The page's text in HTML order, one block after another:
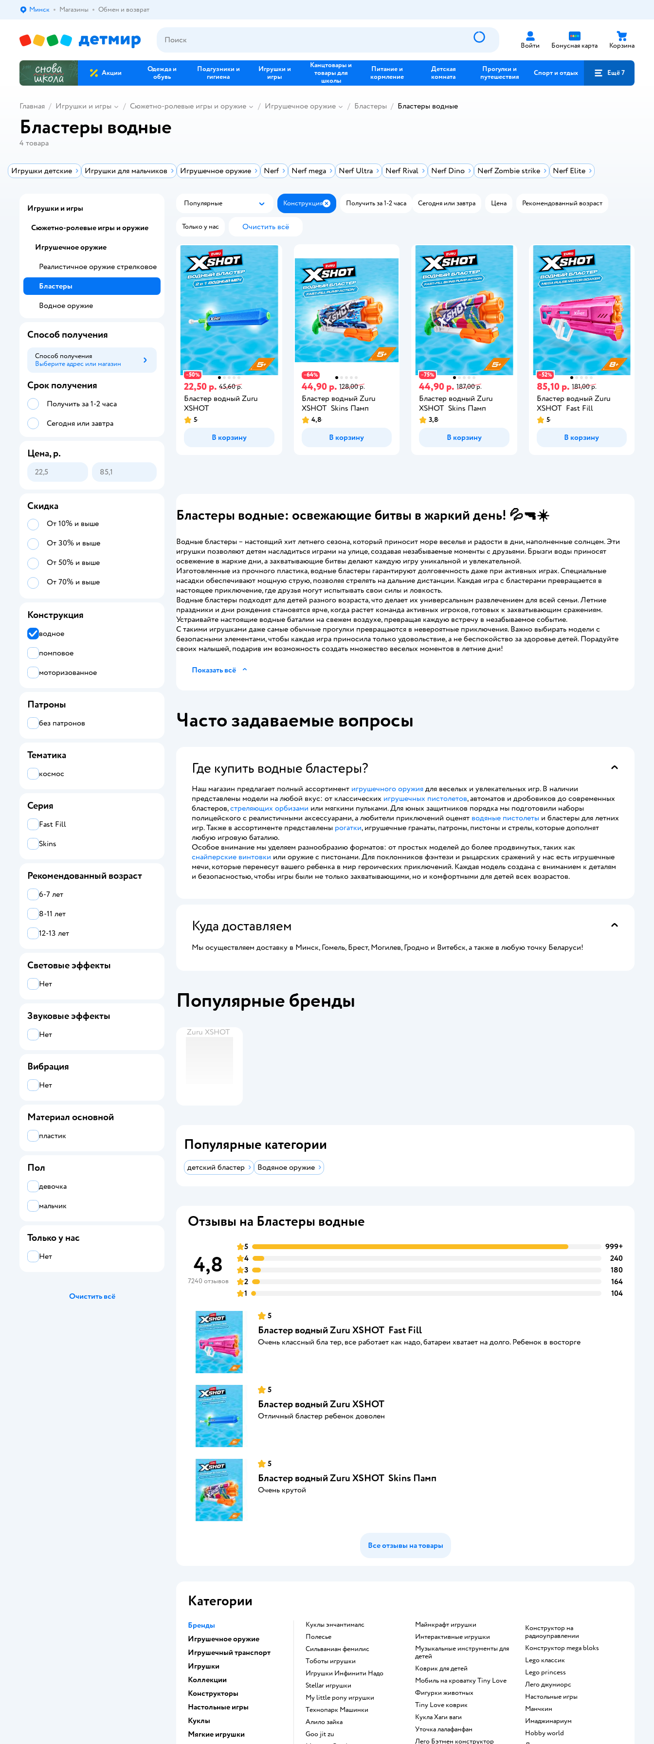
Выбор адреса доставки.
Минск Магазины Обмен и возврат
Войти Бонусная карта Корзина
Акции
Одежда и
обувь
Подгузники и
гигиена
Игрушки и
игры
Канцтовары и
товары для
школы
Питание и
кормление
Детская
комната
Прогулки и
путешествия
Спорт и отдых Ещё 7
Главная Игрушки и игры Сюжетно-ролевые игры и оружие Игрушечное оружие Бластеры Бластеры водные
Бластеры водные
4 товара
Игрушки детские Игрушки для мальчиков Игрушечное оружие Nerf Nerf mega Nerf Ultra Nerf Rival Nerf Dino Nerf Zombie strike Nerf Elite
Популярные
Популярные Конструкция ЗакрытьПолучить за 1-2 часа Сегодня или завтра Цена Рекомендованный возраст
Только у нас Очистить всё
−50%
22,50 р. 45,60 р.
Бластер водный Zuru
XSHOT
5
В корзину
−64%
44,90 р. 128,00 р.
Бластер водный Zuru
XSHOT Skins Памп
4,8
В корзину
−75%
44,90 р. 187,00 р.
Бластер водный Zuru
XSHOT Skins Памп
3,8
В корзину
−52%
85,10 р. 181,00 р.
Бластер водный Zuru
XSHOT Fast Fill
5
В корзину
Бластеры водные: освежающие битвы в жаркий день! 💦🔫☀️
Водные бластеры – настоящий хит летнего сезона, который приносит море веселья и радости в дни, наполненные солнцем. Эти
игрушки позволяют детям насладиться играми на улице, создавая незабываемые моменты с друзьями. Брызги воды приносят
освежение в жаркие дни, а захватывающие битвы делают каждую игру уникальной и увлекательной.
Изготовленные из прочного пластика, водные бластеры гарантируют долговечность даже при активных играх. Специальные
насадки обеспечивают мощную струю, позволяя стрелять на дальние дистанции. Каждая игра с бластерами превращается в
настоящее приключение, где друзья могут испытывать свои силы и ловкость.
Водные бластеры подходят для детей разного возраста, что делает их универсальным развлечением для всей семьи. Летние
праздники и дни рождения становятся ярче, когда растет команда активных игроков, готовых к захватывающим сражениям.
Устраивайте настоящие водные баталии на свежем воздухе, превращая каждую встречу в незабываемое событие.
С такими игрушками даже самые обычные прогулки превращаются в невероятные приключения. Важно выбирать модели с
безопасными элементами, чтобы каждая игра приносила только удовольствие, а не беспокойство за здоровье детей. Порадуйте
своих малышей, подарив им возможность создать множество веселых моментов в летние дни!
Показать всё
Часто задаваемые вопросы
Где купить водные бластеры?
Наш магазин предлагает полный ассортимент игрушечного оружия для веселых и увлекательных игр. В наличии
представлены модели на любой вкус: от классических игрушечных пистолетов, автоматов и дробовиков до современных
бластеров,стреляющих орбизами или мягкими пульками. Для юных защитников порядка мы подготовили наборы
полицейского с реалистичными аксессуарами, а любители приключений оценят водяные пистолеты и бластеры для летних
игр. Также в ассортименте представлены рогатки, игрушечные гранаты, патроны, пистоны и стрелы, которые дополнят
любую игровую баталию.
Особое внимание мы уделяем разнообразию форматов: от простых моделей до более продвинутых, таких как
снайперские винтовки или оружие с пистонами. Для поклонников фэнтези и рыцарских сражений у нас есть игрушечные
мечи, которые перенесут вашего ребенка в мир героических приключений. Каждая модель создана с вниманием к деталям
и безопасностью, чтобы игры были не только захватывающими, но и комфортными для детей всех возрастов.
Куда доставляем
Мы осуществляем доставку в Минск, Гомель, Брест, Могилев, Гродно и Витебск, а также в любую точку Беларуси!
Популярные бренды
Zuru XSHOT
Популярные категории
детский бластер Водяное оружие
Отзывы на Бластеры водные
4,8
7240 отзывов
5
999+
4
240
3
180
2
164
1
104
5
Бластер водный Zuru XSHOT Fast Fill
Очень классный бла тер, все работает как надо, батареи хватает на долго. Ребенок в восторге
5
Бластер водный Zuru XSHOT
Отличный бластер ребенок доволен
5
Бластер водный Zuru XSHOT Skins Памп
Очень крутой
Все отзывы на товары
Категории
Бренды
Игрушечное оружие
Игрушечный транспорт
Игрушки
Коллекции
Конструкторы
Настольные игры
Куклы
Мягкие игрушки
Куклы энчантималс
Полесье
Сильваниан фемилис
Тоботы игрушки
Игрушки Инфинити Надо
Stellar игрушки
my little pony игрушки
Технопарк Машинки
Алило зайка
Goo jit zu
Майнкрафт игрушки
Интерактивные игрушки
Музыкальные инструменты для
детей
Коврик для детей
Мобиль на кроватку Tiny Love
Фигурки животных
Tiny Love коврик
Кукла Хаги ваги
Уточка лалафанфан
Лего Бэтмен конструктор
Конструктор на
радиоуправлении
Конструктор mega bloks
Lego классик
Lego princess
Лего джуниорс
Настольные игры
Манчкин
Имаджинариум
Hobby world
Игрушки и игры
Сюжетно-ролевые игры и оружие
Игрушечное оружие
Реалистичное оружие стрелковое
Бластеры
Водное оружие
Способ получения
Способ получения
Выберите адрес или магазин
Способ получения
Срок получения
Получить за 1-2 часа
Сегодня или завтра
Цена, р.
Скидка
От 10% и выше
От 30% и выше
От 50% и выше
От 70% и выше
Конструкция
водное
помповое
моторизованное
Патроны
без патронов
Тематика
космос
Серия
Fast Fill
Skins
Рекомендованный возраст
6-7 лет
8-11 лет
12-13 лет
Световые эффекты
Нет
Звуковые эффекты
Нет
Вибрация
Нет
Материал основной
пластик
Пол
девочка
мальчик
Только у нас
Нет
Очистить всё